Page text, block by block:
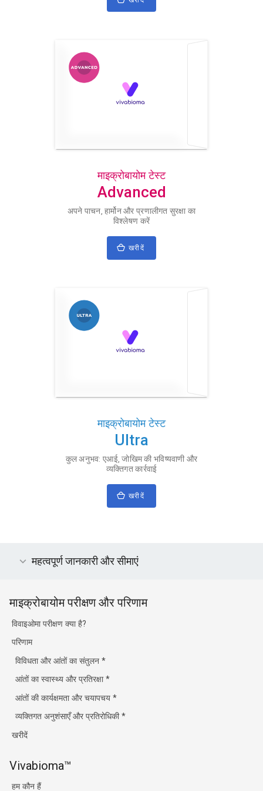
माइक्रोबायोम टेस्ट
Advanced
अपने पाचन, हार्मोन और प्रणालीगत सुरक्षा का
विश्लेषण करें
खरीदें
माइक्रोबायोम टेस्ट
Ultra
कुल अनुभव: एआई, जोखिम की भविष्यवाणी और
व्यक्तिगत कार्रवाई
खरीदें
महत्वपूर्ण जानकारी और सीमाएं
माइक्रोबायोम परीक्षण और परिणाम
विवाइओमा परीक्षण क्या है?
परिणाम
विविधता और आंतों का संतुलन*
आंतों का स्वास्थ्य और प्रतिरक्षा*
आंतों की कार्यक्षमता और चयापचय*
व्यक्तिगत अनुशंसाएँ और प्रतिरोधिकी*
खरीदें
Vivabioma™
हम कौन हैं